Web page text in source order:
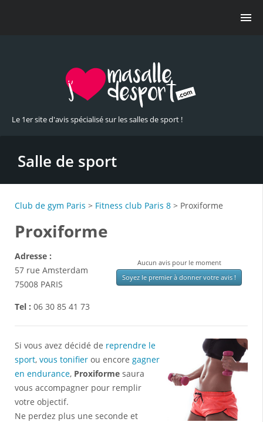
Le 1er site d'avis spécialisé sur les salles de sport !
Salle de sport
Club de gym Paris > Fitness club Paris 8 > Proxiforme
Proxiforme
Aucun avis pour le moment
Soyez le premier à donner votre avis !
Adresse :
57 rue Amsterdam
75008 PARIS
Tel : 06 30 85 41 73
Si vous avez décidé de reprendre le
sport, vous tonifier ou encore gagner
en endurance, Proxiforme saura
vous accompagner pour remplir
votre objectif.
Ne perdez plus une seconde et